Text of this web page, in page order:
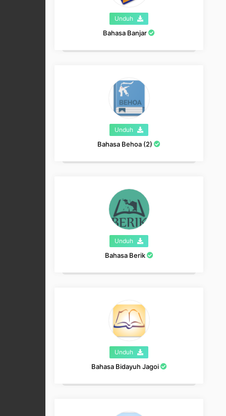
Unduh
Bahasa Banjar
Unduh
Bahasa Behoa (2)
Unduh
Bahasa Berik
Unduh
Bahasa Bidayuh Jagoi